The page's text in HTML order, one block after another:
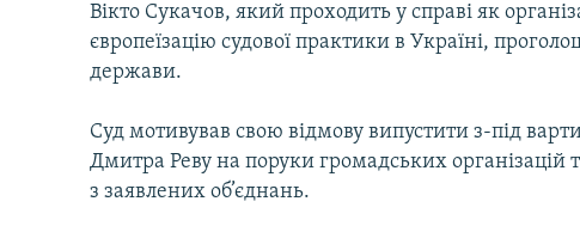
Вікто Сукачов, який проходить у справі як
європеїзацію судової практики в Україні,
держави.
Суд мотивував свою відмову випустити з-під
Дмитра Реву на поруки громадських
з заявлених об’єднань.